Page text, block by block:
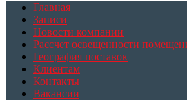
Главная
Записи
Новости компании
Рассчет освещенности
География поставок
Клиентам
Контакты
Вакансии